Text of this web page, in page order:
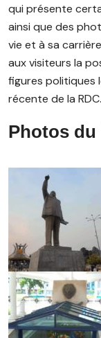
qui présente
ainsi que des
vie et à sa
aux visiteurs la
figures politiques
récente de la RDC.
Photos du